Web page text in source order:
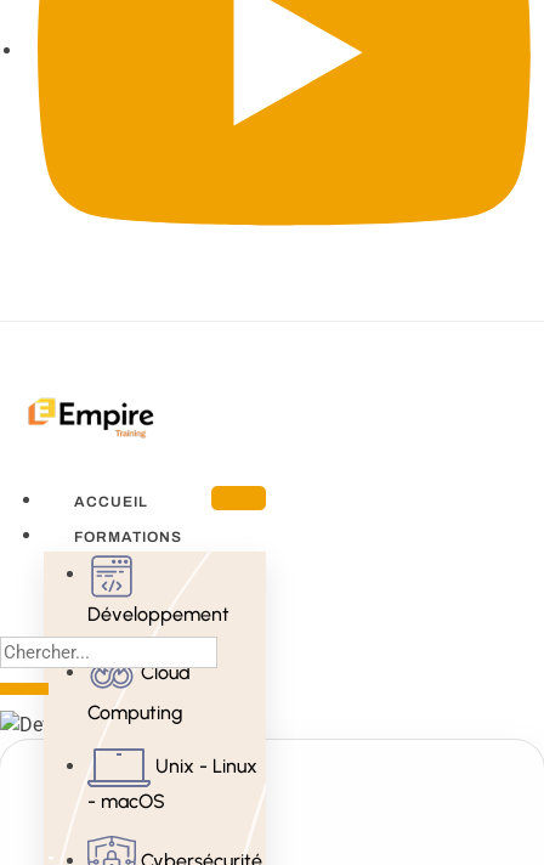
ACCUEIL
FORMATIONS
Développement
Cloud
Computing
Unix - Linux
- macOS